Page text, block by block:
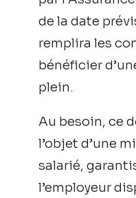
de la date
remplira les
bénéficier
plein.
Au besoin, ce
l’objet d’une
salarié,
l’employeur